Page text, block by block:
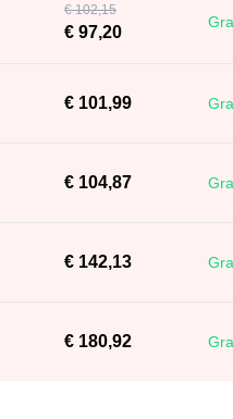
€ 102,15
€ 97,20
€ 101,99
€ 104,87
€ 142,13
€ 180,92